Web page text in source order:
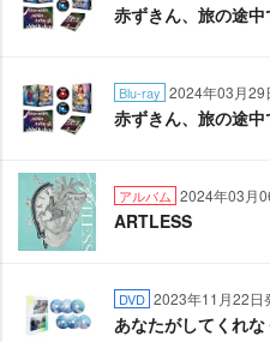
赤ずきん、旅の途中
Blu-ray 2024年03月29
赤ずきん、旅の途中
アルバム 2024年03月
ARTLESS
DVD 2023年11月22日
あなたがしてくれ